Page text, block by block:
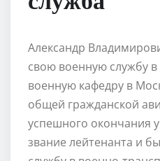
Александр
свою военную службу в
военную кафедру в
общей гражданской
успешного окончания
звание лейтенанта и